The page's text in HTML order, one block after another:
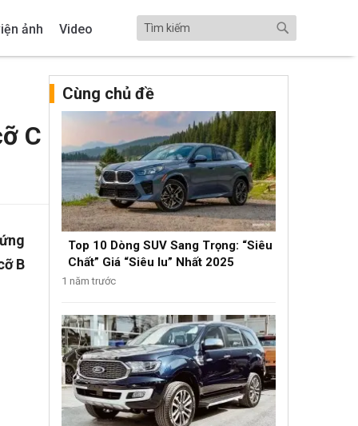
ảnh Video
C
B
Cùng chủ đề
Top 10 Dòng SUV Sang Trọng: “Siêu
Chất” Giá “Siêu Iu” Nhất 2025
1 năm trước